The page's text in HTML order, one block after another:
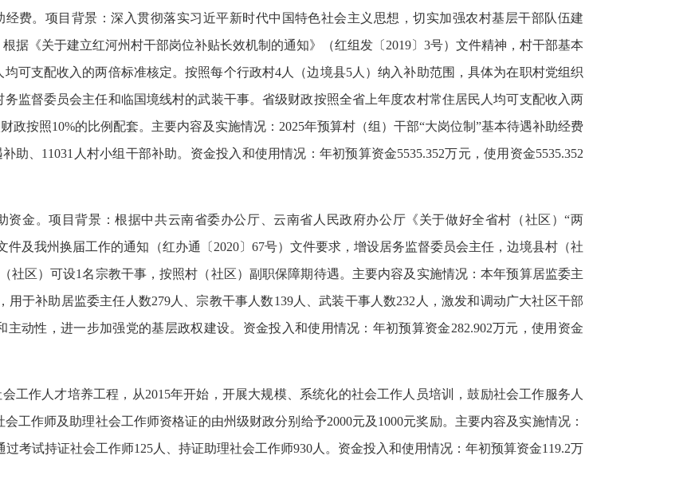
经费。项目背景：深入贯彻落实习近平新时代中国特色社会主义思想，切实加强农村基层干部队伍建
据《关于建立红河州村干部岗位补贴长效机制的通知》（红组发〔2019〕3号）文件精神，村干部基本
可支配收入的两倍标准核定。按照每个行政村4人（边境县5人）纳入补助范围，具体为在职村党组织
监督委员会主任和临国境线村的武装干事。省级财政按照全省上年度农村常住居民人均可支配收入两
政按照10%的比例配套。主要内容及实施情况：2025年预算村（组）干部“大岗位制”基本待遇补助经费
助、11031人村小组干部补助。资金投入和使用情况：年初预算资金5535.352万元，使用资金5535.352
资金。项目背景：根据中共云南省委办公厅、云南省人民政府办公厅《关于做好全省村（社区）“两
及我州换届工作的通知（红办通〔2020〕67号）文件要求， 增设居务监督委员会主任，边境县村（社
社区）可设1名宗教干事，按照村（社区）副职保障期待遇。 主要内容及实施情况：本年预算居监委主
用于补助居监委主任人数279人、宗教干事人数139人、武装干事人数232人，激发和调动广大社区干部
动性，进一步加强党的基层政权建设。资金投入和使用情况：年初预算资金282.902万元，使用资金
工作人才培养工程，从2015年开始，开展大规模、系统化的社会工作人员培训，鼓励社会工作服务人
工作师及助理社会工作师资格证的由州级财政分别给予2000元及1000元奖励。主要内容及实施情况：
考试持证社会工作师125人、持证助理社会工作师930人。资金投入和使用情况：年初预算资金119.2万